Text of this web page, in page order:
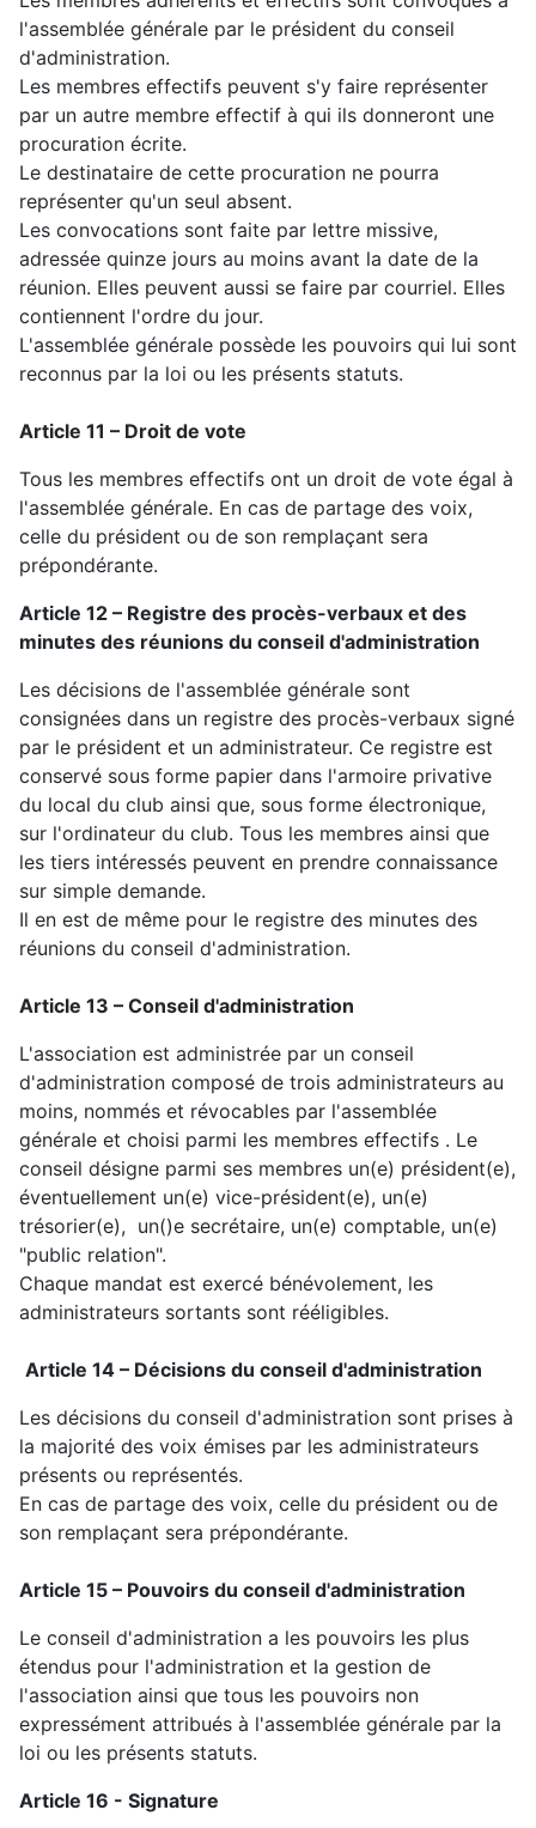
l'assemblée générale par le président du conseil
d'administration.
Les membres effectifs peuvent s'y faire représenter
par un autre membre effectif à qui ils donneront une
procuration écrite.
Le destinataire de cette procuration ne pourra
représenter qu'un seul absent.
Les convocations sont faite par lettre missive,
adressée quinze jours au moins avant la date de la
réunion. Elles peuvent aussi se faire par courriel. Elles
contiennent l'ordre du jour.
L'assemblée générale possède les pouvoirs qui lui sont
reconnus par la loi ou les présents statuts.
Article 11 – Droit de vote
Tous les membres effectifs ont un droit de vote égal à
l'assemblée générale. En cas de partage des voix,
celle du président ou de son remplaçant sera
prépondérante.
Article 12 – Registre des procès-verbaux et des
minutes des réunions du conseil d'administration
Les décisions de l'assemblée générale sont
consignées dans un registre des procès-verbaux signé
par le président et un administrateur. Ce registre est
conservé sous forme papier dans l'armoire privative
du local du club ainsi que, sous forme électronique,
sur l'ordinateur du club. Tous les membres ainsi que
les tiers intéressés peuvent en prendre connaissance
sur simple demande.
Il en est de même pour le registre des minutes des
réunions du conseil d'administration.
Article 13 – Conseil d'administration
L'association est administrée par un conseil
d'administration composé de trois administrateurs au
moins, nommés et révocables par l'assemblée
générale et choisi parmi les membres effectifs . Le
conseil désigne parmi ses membres un(e) président(e),
éventuellement un(e) vice-président(e), un(e)
trésorier(e), un()e secrétaire, un(e) comptable, un(e)
"public relation".
Chaque mandat est exercé bénévolement, les
administrateurs sortants sont rééligibles.
Article 14 – Décisions du conseil d'administration
Les décisions du conseil d'administration sont prises à
la majorité des voix émises par les administrateurs
présents ou représentés.
En cas de partage des voix, celle du président ou de
son remplaçant sera prépondérante.
Article 15 – Pouvoirs du conseil d'administration
Le conseil d'administration a les pouvoirs les plus
étendus pour l'administration et la gestion de
l'association ainsi que tous les pouvoirs non
expressément attribués à l'assemblée générale par la
loi ou les présents statuts.
Article 16 - Signature